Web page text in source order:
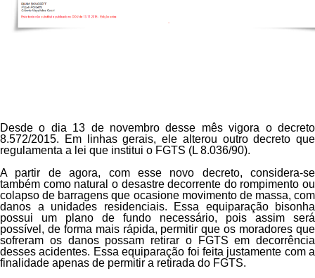
Desde o dia 13 de novembro desse mês vigora o decreto
8.572/2015. Em linhas gerais, ele alterou outro decreto que
regulamenta a lei que institui o FGTS (L 8.036/90).
A partir de agora, com esse novo decreto, considera-se
também como natural o desastre decorrente do rompimento ou
colapso de barragens que ocasione movimento de massa, com
danos a unidades residenciais. Essa equiparação bisonha
possui um plano de fundo necessário, pois assim será
possível, de forma mais rápida, permitir que os moradores que
sofreram os danos possam retirar o FGTS em decorrência
desses acidentes. Essa equiparação foi feita justamente com a
finalidade apenas de permitir a retirada do FGTS.